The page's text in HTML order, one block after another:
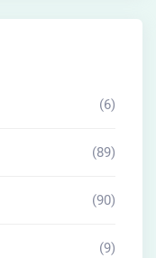
(6)
(89)
(90)
(9)